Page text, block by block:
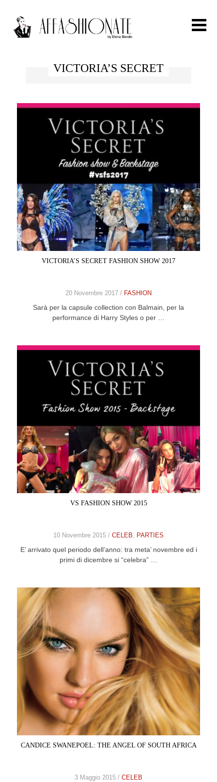
FASHION
OUTFIT
BEAUTY
TRAVEL
PARTIES
CELEB
ARCHIVES
HOME
VICTORIA’S SECRET
VICTORIA’S SECRET FASHION SHOW 2017
20 Novembre 2017 / FASHION
Sarà per la capsule collection con Balmain, per la
performance di Harry Styles o per …
VS FASHION SHOW 2015
10 Novembre 2015 / CELEB, PARTIES
E’ arrivato quel periodo dell’anno: tra meta’ novembre ed i
primi di dicembre si “celebra” …
CANDICE SWANEPOEL: THE ANGEL OF SOUTH AFRICA
3 Maggio 2015 / CELEB